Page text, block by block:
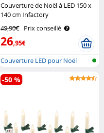
Couverture de Noël à LED 150 x
140 cm Infactory
49,90€ Prix conseillé
26,95€
Couverture LED pour Noël
-50 %